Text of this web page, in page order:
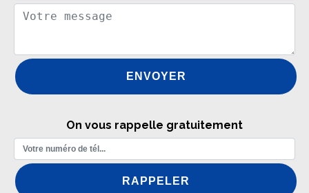
On vous rappelle gratuitement